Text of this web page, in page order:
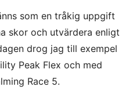
SKRIVER:
armband istället för medalj!! 🙂
som en tråkig uppgift
skor och utvärdera enligt
drog jag till exempel
Peak Flex och med
Race 5.